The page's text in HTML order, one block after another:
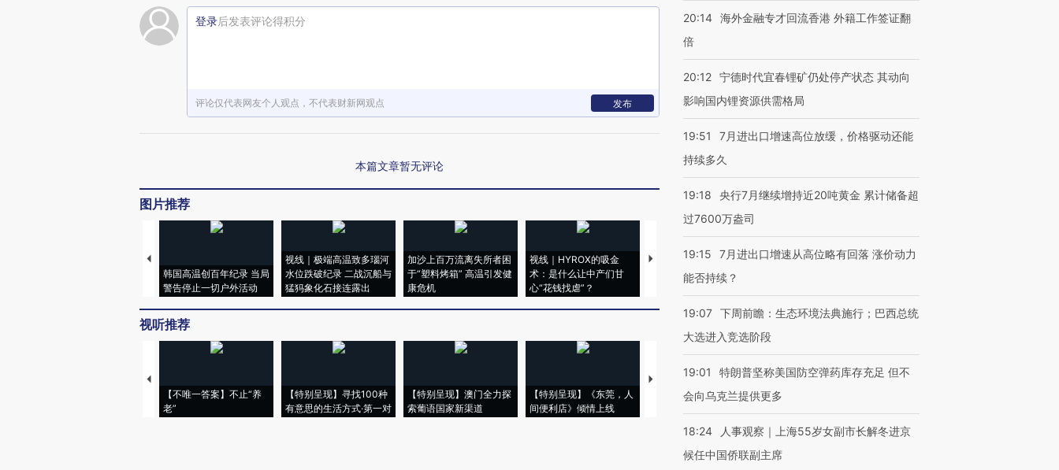
登录后发表评论得积分
评论仅代表网友个人观点，不代表财新网观点 发布
本篇文章暂无评论
图片推荐
韩国高温创百年纪录 当局
警告停止一切户外活动
视线｜极端高温致多瑙河
水位跌破纪录 二战沉船与
猛犸象化石接连露出
加沙上百万流离失所者困
于“塑料烤箱” 高温引发健
康危机
视线｜HYROX的吸金
术：是什么让中产们甘
心“花钱找虐”？
马航飞行员跨国走私7万
粒摇头丸 尿检体内含3种
视线｜被称为“蟑螂”的印
视线｜“入侵”还是“人道危
视听推荐
【不唯一答案】不止“养
老”
【特别呈现】寻找100种
有意思的生活方式·第一对
【特别呈现】澳门全力探
索葡语国家新渠道
【特别呈现】《东莞，人
间便利店》倾情上线
【推广】走进第四届链博
会，让数智科技“链”接产
【特别呈现】寻找100种
【商旅对话】华住集团
20:14 海外金融专才回流香港 外籍工作签证翻
倍
20:12 宁德时代宜春锂矿仍处停产状态 其动向
影响国内锂资源供需格局
19:51
7月进出口增速高位放缓，价格驱动还能
持续多久
19:18
央行7月继续增持近20吨黄金 累计储备超
过7600万盎司
19:15
7月进出口增速从高位略有回落 涨价动力
能否持续？
19:07 下周前瞻：生态环境法典施行；巴西总统
大选进入竞选阶段
19:01
特朗普坚称美国防空弹药库存充足 但不
会向乌克兰提供更多
18:24
人事观察｜上海55岁女副市长解冬进京
候任中国侨联副主席